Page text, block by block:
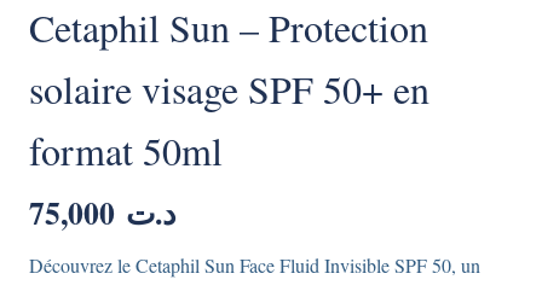
Cetaphil Sun – Protection
solaire visage SPF 50+ en
format 50ml
د.ت
Découvrez le Cetaphil Sun Face Fluid Invisible SPF 50, un